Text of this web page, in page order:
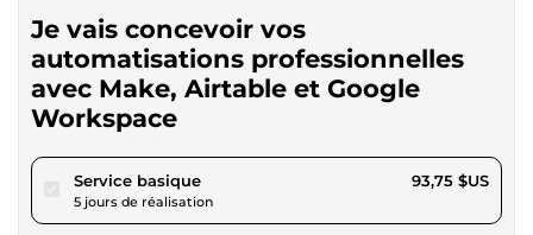
Je vais concevoir vos
automatisations professionnelles
avec Make, Airtable et Google
Workspace
Service basiquepour 86,40 $US
5 jours de réalisation
93,75 $US